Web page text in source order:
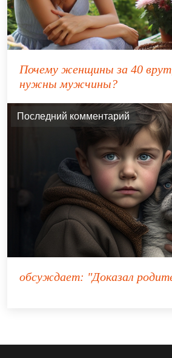
Почему женщины за 40
нужны мужчины?
Последний комментарий
обсуждает: "Доказал